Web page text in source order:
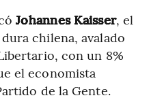
Johannes Kaisser, el
chilena, avalado
con un 8%
el economista
de la Gente.